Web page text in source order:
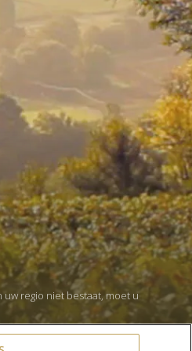
regio niet bestaat, moet u